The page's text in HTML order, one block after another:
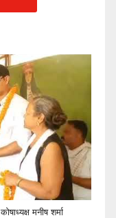
मनीष शर्मा